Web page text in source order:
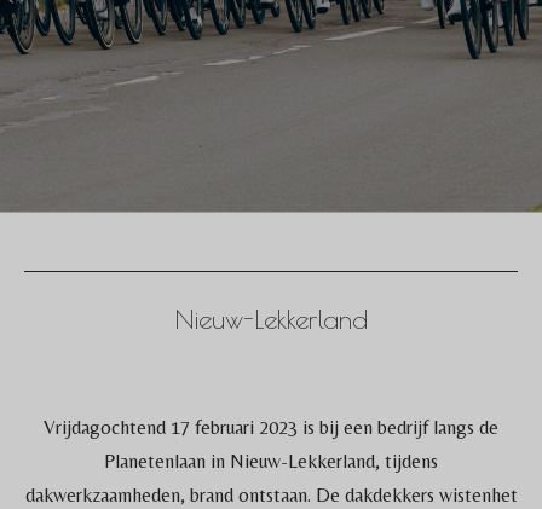
Nieuw-Lekkerland
Vrijdagochtend 17 februari 2023 is bij een bedrijf langs de
Planetenlaan in Nieuw-Lekkerland, tijdens
dakwerkzaamheden, brand ontstaan. De dakdekkers wistenhet